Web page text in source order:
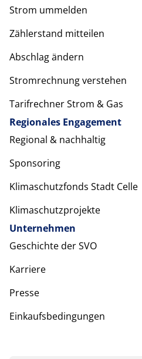
Strom ummelden
Zählerstand mitteilen
Abschlag ändern
Stromrechnung verstehen
Tarifrechner Strom & Gas
Regionales Engagement
Regional & nachhaltig
Sponsoring
Klimaschutzfonds Stadt Celle
Klimaschutzprojekte
Unternehmen
Geschichte der SVO
Karriere
Presse
Einkaufsbedingungen